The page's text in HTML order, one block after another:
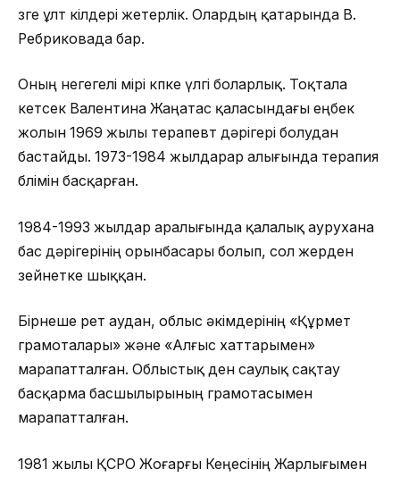
өзге ұлт өкілдері жетерлік. Олардың қатарында В.
Ребриковада бар.
Оның өнегегелі өмірі көпке үлгі боларлық. Тоқтала
кетсек Валентина Жаңатас қаласындағы еңбек
жолын 1969 жылы терапевт дәрігері болудан
бастайды. 1973-1984 жылдарар алығында терапия
бөлімін басқарған.
1984-1993 жылдар аралығында қалалық аурухана
бас дәрігерінің орынбасары болып, сол жерден
зейнетке шыққан.
Бірнеше рет аудан, облыс әкімдерінің «Құрмет
грамоталары» және «Алғыс хаттарымен»
марапатталған. Облыстық ден саулық сақтау
басқарма басшылырының грамотасымен
марапатталған.
1981 жылы ҚСРО Жоғарғы Кеңесінің Жарлығымен